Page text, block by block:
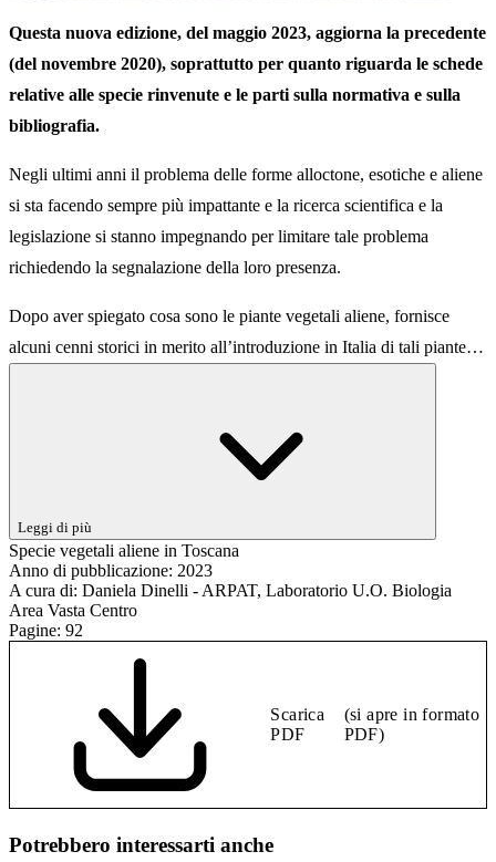
Questa nuova edizione, del maggio 2023, aggiorna la precedente
(del novembre 2020), soprattutto per quanto riguarda le schede
relative alle specie rinvenute e le parti sulla normativa e sulla
bibliografia.
Negli ultimi anni il problema delle forme alloctone, esotiche e aliene
si sta facendo sempre più impattante e la ricerca scientifica e la
legislazione si stanno impegnando per limitare tale problema
richiedendo la segnalazione della loro presenza.
Dopo aver spiegato cosa sono le piante vegetali aliene, fornisce
alcuni cenni storici in merito all’introduzione in Italia di tali piante…
Leggi di più
Specie vegetali aliene in Toscana
Anno di pubblicazione: 2023
A cura di: Daniela Dinelli - ARPAT, Laboratorio U.O. Biologia
Area Vasta Centro
Pagine: 92
Scarica
PDF
(si apre in formato
PDF)
Potrebbero interessarti anche